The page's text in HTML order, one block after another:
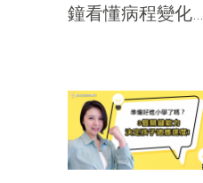
鐘看懂病程變化